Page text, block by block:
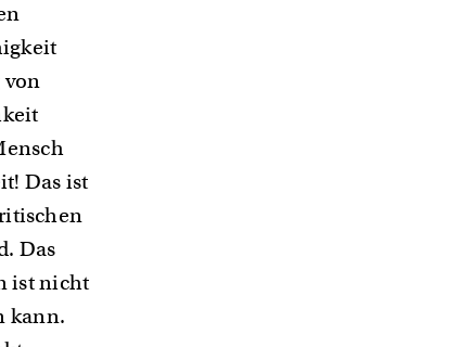
von
Das ist
Das
ist nicht
kann.